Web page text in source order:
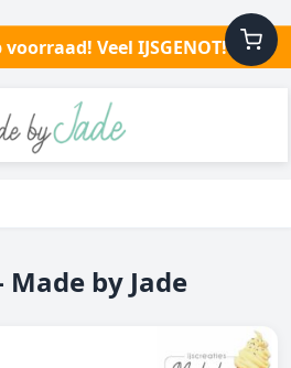
Veel IJSGENOT!
by Jade